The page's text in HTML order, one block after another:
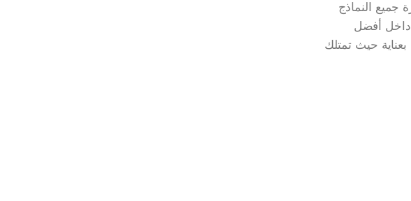
جميع النماذج
داخل أفضل
بعناية حيث تمتلك